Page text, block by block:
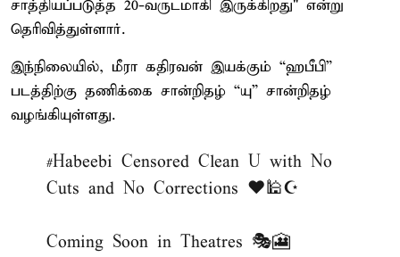
சாத்தியப்படுத்த 20-வருடமாகி இருக்கிறது" என்று
தெரிவித்துள்ளார்.
இந்நிலையில், மீரா கதிரவன் இயக்கும் “ஹபீபி”
படத்திற்கு தணிக்கை சான்றிதழ் “யு” சான்றிதழ்
வழங்கியுள்ளது.
#Habeebi Censored Clean U with No
Cuts and No Corrections ❤️🕌☪️
Coming Soon in Theatres 🎭🎦